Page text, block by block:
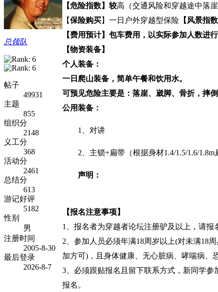
总领队
帖子
49931
主题
855
组织分
2148
义工分
368
活动分
2461
总结分
613
游记好评
5182
性别
男
注册时间
2005-8-30
最后登录
2026-8-7
【危险指数】 较高（交通风险和穿越途中落
【保险购买】一日户外穿越型保险 【风景指
【费用预计】 包车费用，以实际参加人数进
【物资装备】
个人装备：
一日爬山装备，简单午餐和饮用水。
可预见危险主要是：落崖、崴脚、骨折，摔
公用装备：
1、对讲
2、 主锁+扁带（根据身材1.4/1.5/1.6/
声明：
【报名注意事项】
1
、报名者为穿越者论坛注册驴及以上，请报
2 、参加人员必须年满18周岁以上(对未满18
加方可)，且身体健康、无心脏病、哮喘病、
3 、必须跟贴报名且留下联系方式，新同学
报名。